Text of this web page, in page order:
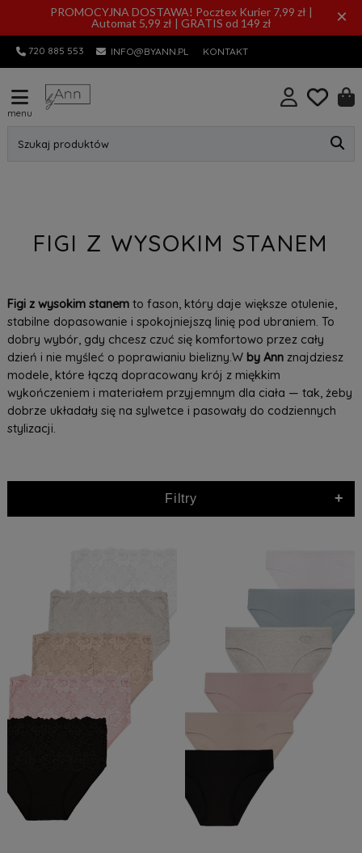
PROMOCYJNA DOSTAWA! Pocztex Kurier 7,99 zł |
Automat 5,99 zł | GRATIS od 149 zł
×
720 885 553 INFO@BYANN.PL KONTAKT
menu
Szukaj produktów
FIGI Z WYSOKIM STANEM
Figi z wysokim stanemto fason, który daje większe otulenie,
stabilne dopasowanie i spokojniejszą linię pod ubraniem. To
dobry wybór, gdy chcesz czuć się komfortowo przez cały
dzień i nie myśleć o poprawianiu bielizny.W by Annznajdziesz
modele, które łączą dopracowany krój z miękkim
wykończeniem i materiałem przyjemnym dla ciała — tak, żeby
dobrze układały się na sylwetce i pasowały do codziennych
stylizacji.
Filtry +